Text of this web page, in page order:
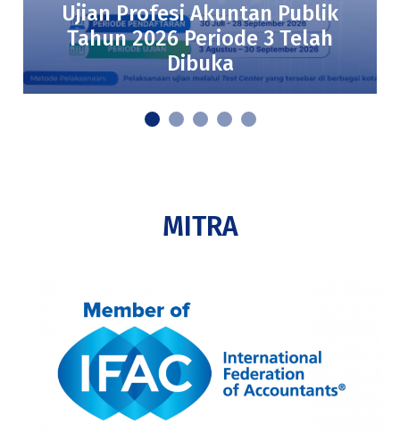
Ujian Profesi Akuntan Publik
Tahun 2026 Periode 3 Telah
Dibuka
MITRA